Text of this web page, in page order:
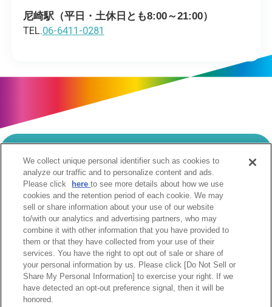
尼崎駅（平日・土休日とも8:00～21:00）
TEL.06-6411-0281
当サイトのご利用にあたって
個人情報の取扱いについて
Cookie設定について
ソーシャルメディア利用規約
ウェブアクセシビリティへの取組み
関係会社
サイトマップ
お問合せ
We collect unique personal identifier such as cookies to
analyze our traffic and to personalize content and ads.
Please click
hereto see more details about how we use
cookies and the retention period of each cookie. We may
sell or share information about your use of our website
to/with our analytics and advertising partners, who may
combine it with other information that you have provided to
them or that they have collected from your use of their
services. You have the right to opt out of sale or share of
your personal information by us. Please click [Do Not Sell or
Share My Personal Information] to exercise your right. If we
have detected an opt-out preference signal, then it will be
honored.